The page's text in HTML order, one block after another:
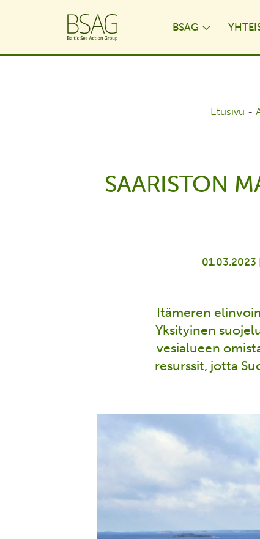
BSAG
Etusivu -
SAARISTON
01.03.2023 |
Itämeren
Yksityinen
vesialueen
resurssit, jotta